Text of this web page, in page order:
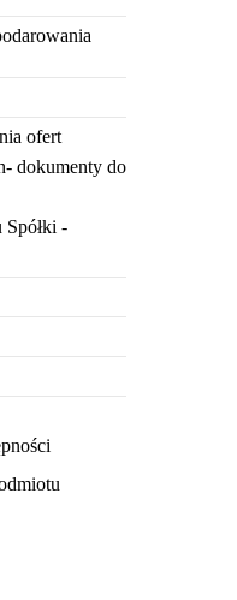
ofert
dokumenty do
Spółki -